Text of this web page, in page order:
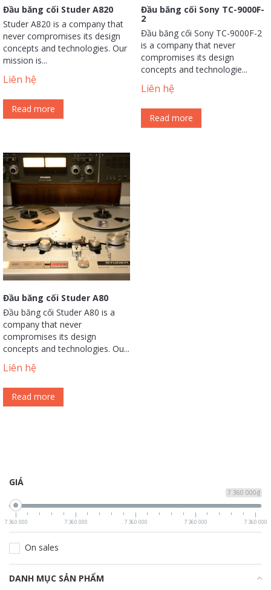
Đầu băng cối Studer A820
Studer A820 is a company that
never compromises its design
concepts and technologies. Our
mission is...
Liên hệ
Read more
Đầu băng cối Sony TC-9000F-
2
Đầu băng cối Sony TC-9000F-2
is a company that never
compromises its design
concepts and technologie...
Liên hệ
Read more
Đầu băng cối Studer A80
Đầu băng cối Studer A80 is a
company that never
compromises its design
concepts and technologies. Ou...
Liên hệ
Read more
GIÁ
7 360 000₫
7 360 000 7 360 000 7 360 000 7 360 000 7 360 000
On sales
DANH MỤC SẢN PHẨM